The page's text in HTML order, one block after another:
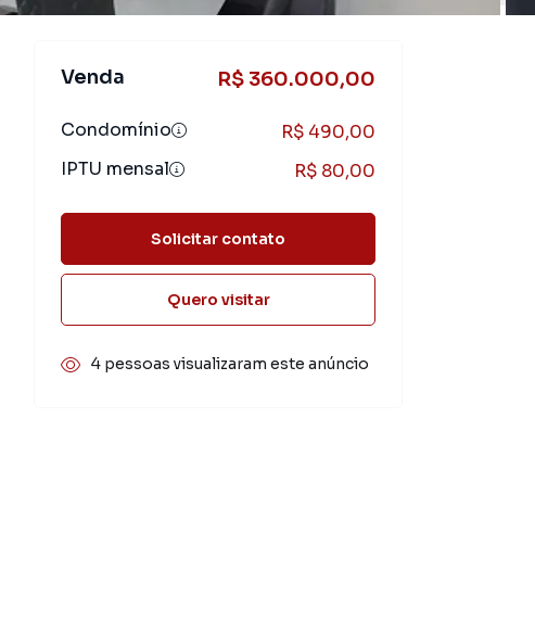
Venda R$ 360.000,00
Condomínio
R$ 490,00
IPTU mensal
R$ 80,00
Solicitar contato
Quero visitar
4 pessoas visualizaram este anúncio